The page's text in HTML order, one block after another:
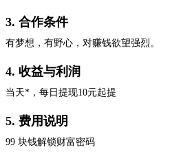
3. 合作条件
有梦想，有野心，对赚钱欲望强烈。
4. 收益与利润
当天*，每日提现10元起提
5. 费用说明
99 块钱解锁财富密码